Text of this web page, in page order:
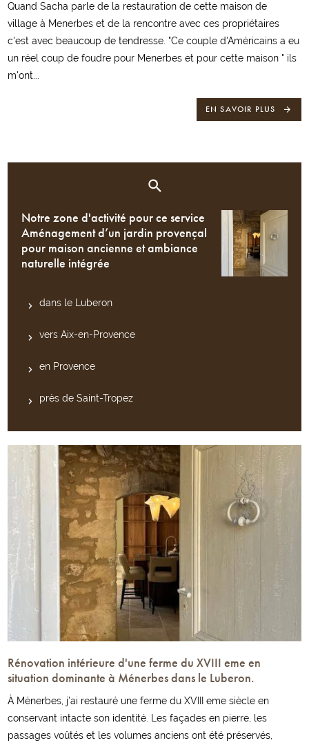
Quand Sacha parle de la restauration de cette maison de
village à Menerbes et de la rencontre avec ces propriétaires
c'est avec beaucoup de tendresse. "Ce couple d'Américains a eu
un réel coup de foudre pour Menerbes et pour cette maison " ils
m'ont...
EN SAVOIR PLUS
Notre zone d'activité pour ce service
Aménagement d’un jardin provençal
pour maison ancienne et ambiance
naturelle intégrée
dans le Luberon
vers Aix-en-Provence
en Provence
près de Saint-Tropez
Rénovation intérieure d'une ferme du XVIII eme en
situation dominante à Ménerbes dans le Luberon.
À Ménerbes, j’ai restauré une ferme du XVIII eme siècle en
conservant intacte son identité. Les façades en pierre, les
passages voûtés et les volumes anciens ont été préservés,